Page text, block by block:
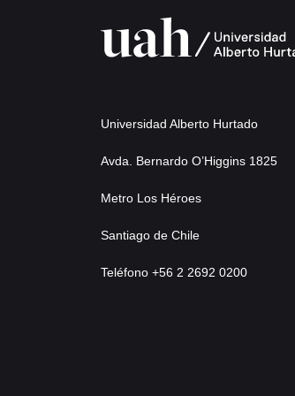
Universidad Alberto Hurtado
Avda. Bernardo O’Higgins 1825
Metro Los Héroes
Santiago de Chile
Teléfono +56 2 2692 0200